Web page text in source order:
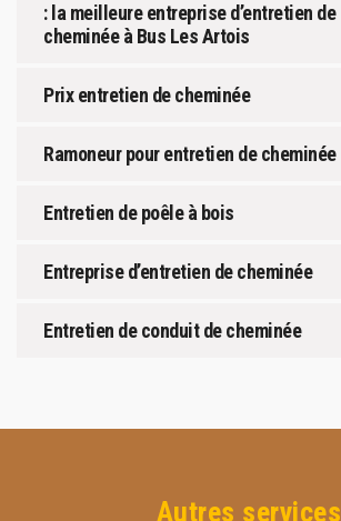
: la meilleure entreprise d’entretien de
cheminée à Bus Les Artois
Prix entretien de cheminée
Ramoneur pour entretien de cheminée
Entretien de poêle à bois
Entreprise d’entretien de cheminée
Entretien de conduit de cheminée
Autres services